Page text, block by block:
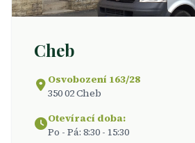
Cheb
Osvobození 163/28
350 02 Cheb
Otevírací doba:
Po - Pá: 8:30 - 15:30